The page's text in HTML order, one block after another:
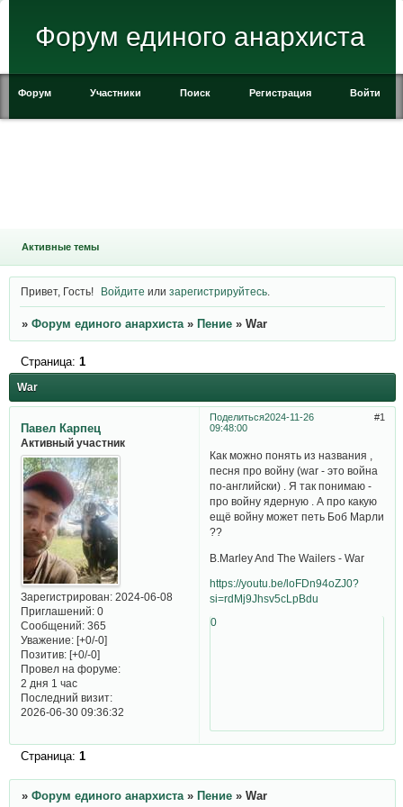
Форум единого анархиста
Форум Участники Поиск Регистрация Войти
Активные темы
Привет, Гость! Войдите илизарегистрируйтесь
» Форум единого анархиста » Пение » War
War
Страница: 1
Поделиться 1
2024-11-26
09:48:00
Павел Карпец
Активный участник
Зарегистрирован: 2024-06-08
Приглашений:0
Сообщений:365
Уважение: [+0/-0]
Позитив: [+0/-0]
Провел на форуме:
2 дня 1 час
Последний визит:
2026-06-30 09:36:32
Как можно понять из названия ,
песня про войну (war - это война
по-английски) . Я так понимаю -
про войну ядерную . А про какую
ещё войну может петь Боб Марли
??
B.Marley And The Wailers - War
https://youtu.be/loFDn94oZJ0?
si=rdMj9Jhsv5cLpBdu
0
Страница: 1
» Форум единого анархиста » Пение » War